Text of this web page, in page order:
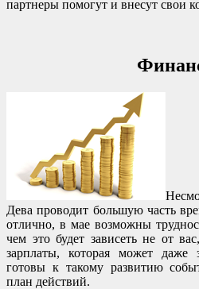
партнеры помогут и внесут свои
Дева проводит большую часть
отлично, в мае возможны
чем это будет зависеть не от
зарплаты, которая может даже
готовы к такому развитию
план действий.